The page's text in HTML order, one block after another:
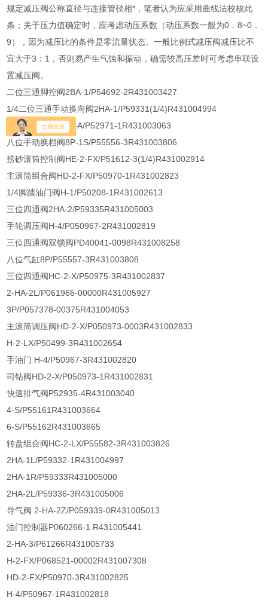
规定减压阀公称直径与连接管径相*，笔者认为应采用曲线法校核此
条；关于压力值确定时，应考虑动压系数（动压系数一般为0．8~0．
9），因为减压比的条件是零流量状态。一般比例式减压阀减压比不
宜大于3：1，否则易产生气蚀和振动，确需较高压差时可考虑串联设
置减压阀。
二位三通脚控阀2BA-1/P54692-2R431003427
1/4二位三通手动换向阀2HA-1/P59331(1/4)R431004994
1/4脚踏油门阀H-1-A/P52971-1R431003063
八位手动换档阀8P-1S/P55556-3R431003806
捞砂滚筒控制阀HE-2-FX/P51612-3(1/4)R431002914
主滚筒组合阀HD-2-FX/P50970-1R431002823
1/4脚踏油门阀H-1/P50208-1R431002613
三位四通阀2HA-2/P59335R431005003
手轮调压阀H-4/P050967-2R431002819
三位四通阀双锁阀PD40041-0098R431008258
八位气缸8P/P55557-3R431003808
三位四通阀HC-2-X/P50975-3R431002837
2-HA-2L/P061966-00000R431005927
3P/P057378-00375R431004053
主滚筒调压阀HD-2-X/P050973-0003R431002833
H-2-LX/P50499-3R431002654
手油门 H-4/P50967-3R431002820
司钻阀HD-2-X/P050973-1R431002831
快速排气阀P52935-4R431003040
4-S/P55161R431003664
6-S/P55162R431003665
转盘组合阀HC-2-LX/P55582-3R431003826
2HA-1L/P59332-1R431004997
2HA-1R/P59333R431005000
2HA-2L/P59336-3R431005006
导气阀 2-HA-2Z/P059339-0R431005013
油门控制器P060266-1 R431005441
2-HA-3/P61266R431005733
H-2-FX/P068521-00002R431007308
HD-2-FX/P50970-3R431002825
H-4/P50967-1R431002818